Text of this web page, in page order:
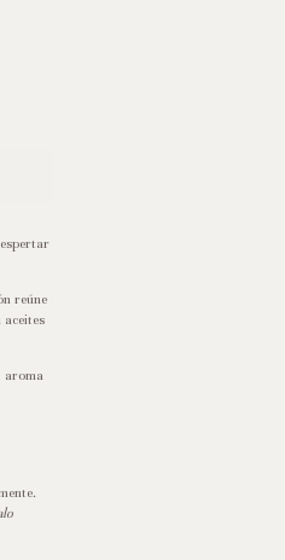
reúne
aroma